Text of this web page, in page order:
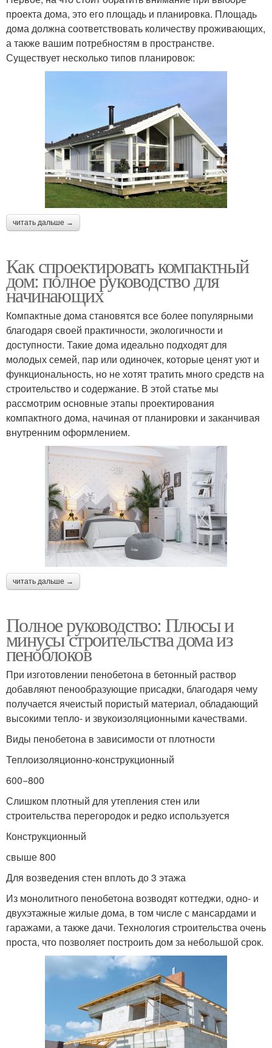
проекта дома, это его площадь и планировка. Площадь
дома должна соответствовать количеству проживающих,
а также вашим потребностям в пространстве.
Существует несколько типов планировок:
читать дальше →
Как спроектировать компактный
дом: полное руководство для
начинающих
Компактные дома становятся все более популярными
благодаря своей практичности, экологичности и
доступности. Такие дома идеально подходят для
молодых семей, пар или одиночек, которые ценят уют и
функциональность, но не хотят тратить много средств на
строительство и содержание. В этой статье мы
рассмотрим основные этапы проектирования
компактного дома, начиная от планировки и заканчивая
внутренним оформлением.
читать дальше →
Полное руководство: Плюсы и
минусы строительства дома из
пеноблоков
При изготовлении пенобетона в бетонный раствор
добавляют пенообразующие присадки, благодаря чему
получается ячеистый пористый материал, обладающий
высокими тепло- и звукоизоляционными качествами.
Виды пенобетона в зависимости от плотности
Теплоизоляционно-конструкционный
600−800
Слишком плотный для утепления стен или
строительства перегородок и редко используется
Конструкционный
свыше 800
Для возведения стен вплоть до 3 этажа
Из монолитного пенобетона возводят коттеджи, одно- и
двухэтажные жилые дома, в том числе с мансардами и
гаражами, а также дачи. Технология строительства очень
проста, что позволяет построить дом за небольшой срок.